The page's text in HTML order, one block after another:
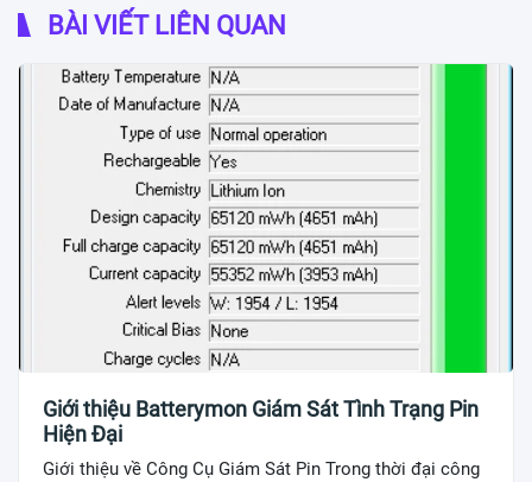
BÀI VIẾT LIÊN QUAN
Giới thiệu Batterymon Giám Sát Tình Trạng Pin
Hiện Đại
Giới thiệu về Công Cụ Giám Sát Pin Trong thời đại công